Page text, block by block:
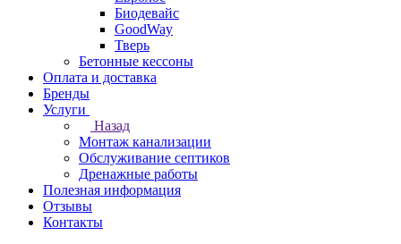
Биодевайс
GoodWay
Тверь
Бетонные кессоны
Оплата и доставка
Бренды
Услуги
Назад
Монтаж канализации
Обслуживание септиков
Дренажные работы
Полезная информация
Отзывы
Контакты